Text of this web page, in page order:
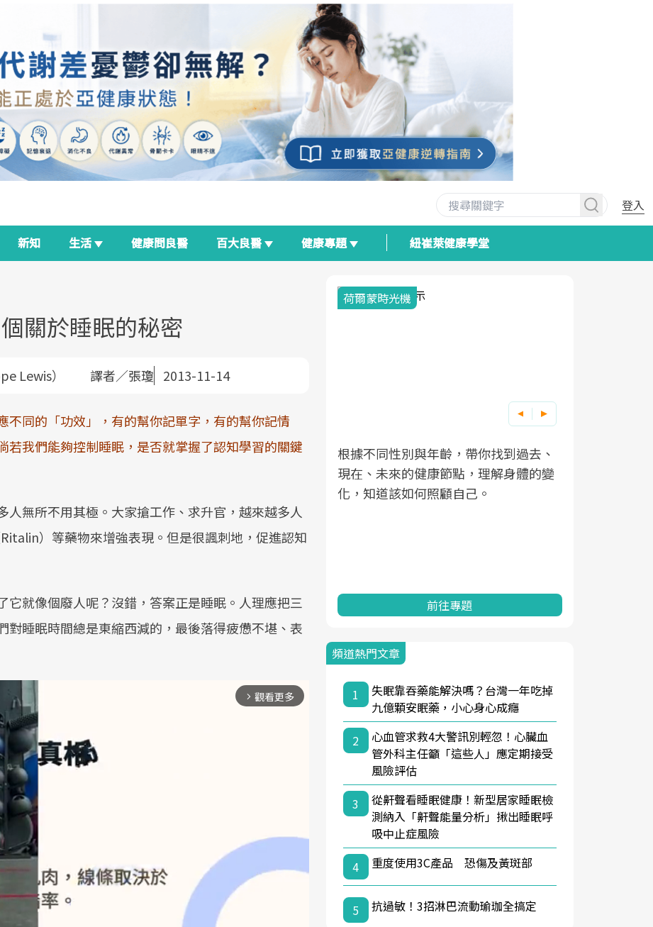
登入
新知 生活 健康問良醫 百大良醫 健康專題 紐崔萊健康學堂
關於睡眠的秘密
Lewis） 譯者／張瓊 2013-11-14
不同的「功效」，有的幫你記單字，有的幫你記情
若我們能夠控制睡眠，是否就掌握了認知學習的關鍵
無所不用其極。大家搶工作、求升官，越來越多人
）等藥物來增強表現。但是很諷刺地，促進認知
它就像個廢人呢？沒錯，答案正是睡眠。人理應把三
對睡眠時間總是東縮西減的，最後落得疲憊不堪、表
arrow_forward_ios 觀看更多
面對超高齡社會的浪潮，台灣正在快速
照3.0」的推進，「預防醫學」已成全民
關注的核心議題。然而，健檢不只是醫
前往專題
2025年，就到良醫生活祭體驗「一站式
前往專題
良醫健康網從「換季的身體變化」出
改善行動。
前往專題
荷爾蒙時光機
根據不同性別與年齡，帶你找到過去、
現在、未來的健康節點，理解身體的變
化，知道該如何照顧自己。
前往專題
頻道熱門文章
1
失眠靠吞藥能解決嗎？台灣一年吃掉
九億顆安眠藥，小心身心成癮
2
心血管求救4大警訊別輕忽！心臟血
管外科主任籲「這些人」應定期接受
風險評估
3
從鼾聲看睡眠健康！新型居家睡眠檢
測納入「鼾聲能量分析」揪出睡眠呼
吸中止症風險
4
重度使用3C產品 恐傷及黃斑部
5 抗過敏！3招淋巴流動瑜珈全搞定